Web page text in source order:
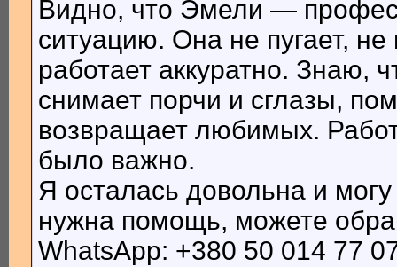
Видно, что Эмели —
ситуацию. Она не пугает,
работает аккуратно. Знаю,
снимает порчи и сглазы,
возвращает любимых.
было важно.
Я осталась довольна и
нужна помощь, можете
WhatsApp: +380 50 014 77